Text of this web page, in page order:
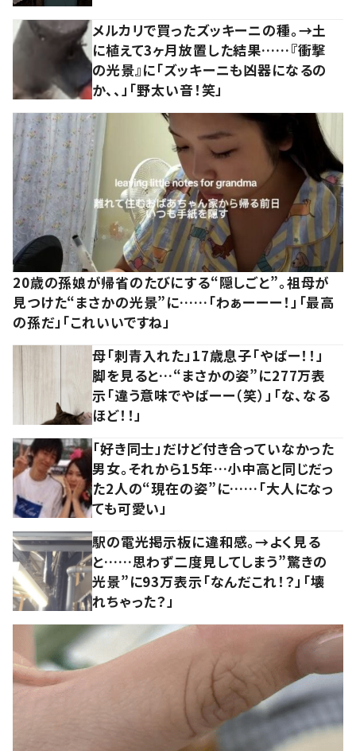
メルカリで買ったズッキーニの種。→土
に植えて3ヶ月放置した結果……『衝撃
の光景』に「ズッキーニも凶器になるの
か、、」「野太い音！笑」
20歳の孫娘が帰省のたびにする“隠しごと”。祖母が
見つけた“まさかの光景”に……「わぁーーー！」「最高
の孫だ」「これいいですね」
母「刺青入れた」17歳息子「やばー！！」
脚を見ると…“まさかの姿”に277万表
示「違う意味でやばーー（笑）」「な、なる
ほど！！」
「好き同士」だけど付き合っていなかった
男女。それから15年…小中高と同じだっ
た2人の“現在の姿”に……「大人になっ
ても可愛い」
駅の電光掲示板に違和感。→よく見る
と……思わず二度見してしまう”驚きの
光景”に93万表示「なんだこれ！？」「壊
れちゃった？」